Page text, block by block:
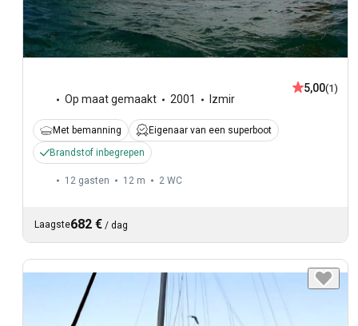
Op maat gemaakt 2001 Izmir
5,00(1)
Met bemanning
Eigenaar van een superboot
Brandstof inbegrepen
12 gasten 12 m 2 WC
Laagste682 € / dag